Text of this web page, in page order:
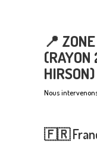
📍
(RAYON
HIRSON)
Nous
🇫🇷